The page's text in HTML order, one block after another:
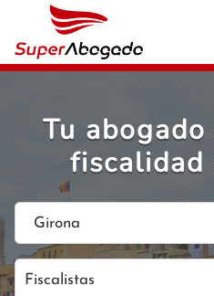
Tu
fiscalidad
Girona
Fiscalistas